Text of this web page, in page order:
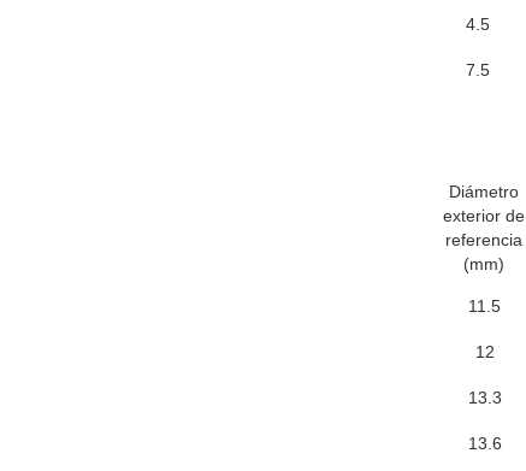
4.5
7.5
Diámetro
exterior de
referencia
(mm)
11.5
12
13.3
13.6